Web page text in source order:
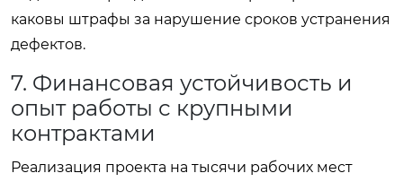
каковы штрафы за нарушение сроков устранения
дефектов.
7. Финансовая устойчивость и
опыт работы с крупными
контрактами
Реализация проекта на тысячи рабочих мест